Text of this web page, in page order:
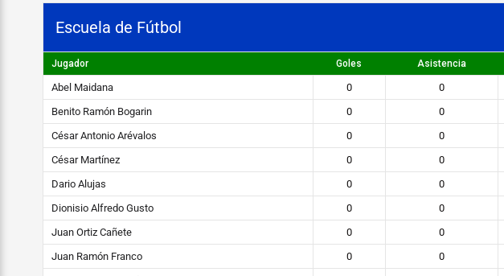
Escuela de Fútbol
Jugador Goles Asistencia
Abel Maidana 0 0
Benito Ramón Bogarin
0 0
César Antonio Arévalos
0 0
César Martínez
0 0
Dario Alujas
0 0
Dionisio Alfredo Gusto
0 0
Juan Ortiz Cañete
0 0
Juan Ramón Franco
0 0